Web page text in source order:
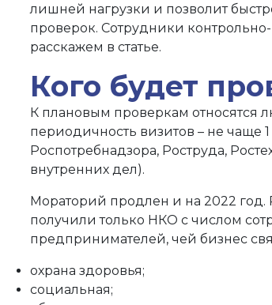
лишней нагрузки и позволит
проверок. Сотрудники
расскажем в статье.
Кого будет
К плановым проверкам относятся
периодичность визитов – не чаще
Роспотребнадзора, Роструда,
внутренних дел).
Мораторий продлен и на 2022 год.
получили только НКО с числом
предпринимателей, чей бизнес
охрана здоровья;
социальная;